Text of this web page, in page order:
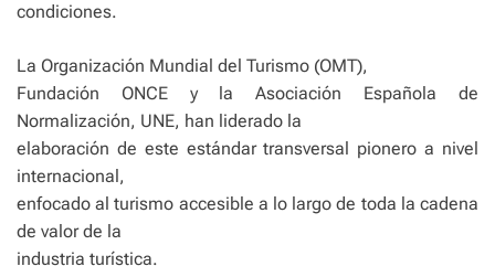
condiciones.
La Organización Mundial del Turismo (OMT),
Fundación ONCE y la Asociación Española de
Normalización, UNE, han liderado la
elaboración de este estándar transversal pionero a nivel
internacional,
enfocado al turismo accesible a lo largo de toda la cadena
de valor de la
industria turística.